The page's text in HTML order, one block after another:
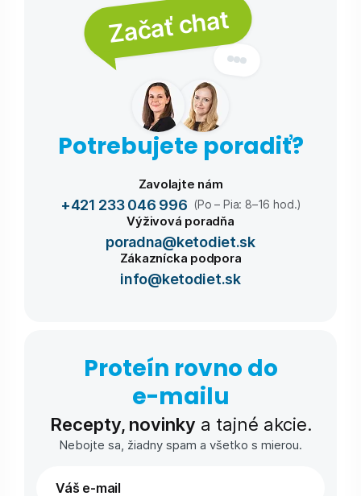
Začať chat
Potrebujete poradiť?
Zavolajte nám
+421 233 046 996 (Po – Pia: 8–16 hod.)
Výživová poradňa
poradna@ketodiet.sk
Zákaznícka podpora
info@ketodiet.sk
Proteín rovno do
e-⁠mailu
Recepty, novinky a tajné akcie.
Nebojte sa, žiadny spam a všetko s mierou.